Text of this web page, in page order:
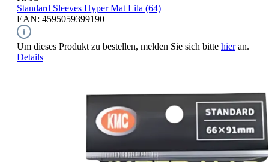
Standard Sleeves Hyper Mat Lila (64)
EAN: 4595059399190
Um dieses Produkt zu bestellen, melden Sie sich bitte hieran.
Details